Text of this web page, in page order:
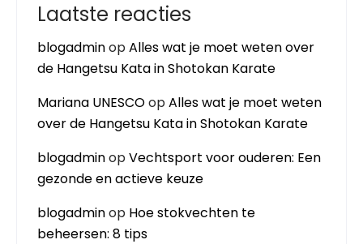
Laatste reacties
blogadminopAlles wat je moet weten over
de Hangetsu Kata in Shotokan Karate
Mariana UNESCOopAlles wat je moet weten
over de Hangetsu Kata in Shotokan Karate
blogadminopVechtsport voor ouderen: Een
gezonde en actieve keuze
blogadminop Hoe stokvechten te
beheersen: 8 tips